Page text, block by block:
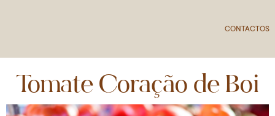
CONTACTOS
Tomate Coração de Boi